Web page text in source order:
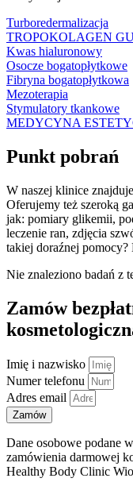
Turboredermalizacja
TROPOKOLAGEN
Kwas hialuronowy
Osocze bogatopłytkowe
Fibryna bogatopłytkowa
Mezoterapia
Stymulatory tkankowe
MEDYCYNA
Punkt pobrań
W naszej klinice
Oferujemy też szeroką
jak: pomiary glikemii,
leczenie ran, zdjęcia
takiej doraźnej pomocy?
Nie znaleziono badań z
Zamów
Imię i nazwisko
Numer telefonu
Adres email
Zamów
Dane osobowe podane
zamówienia darmowej
Healthy Body Clinic